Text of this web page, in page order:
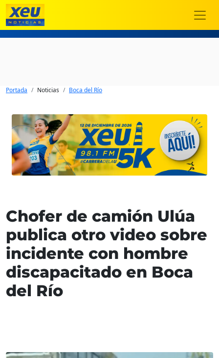
Portada Noticias Boca del Río
Chofer de camión Ulúa
publica otro video sobre
incidente con hombre
discapacitado en Boca
del Río